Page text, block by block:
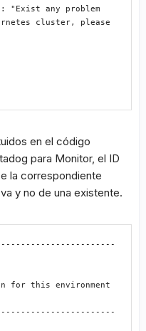
cluster, please
en el código
para Monitor, el ID
la correspondiente
y no de una existente.
for this environment